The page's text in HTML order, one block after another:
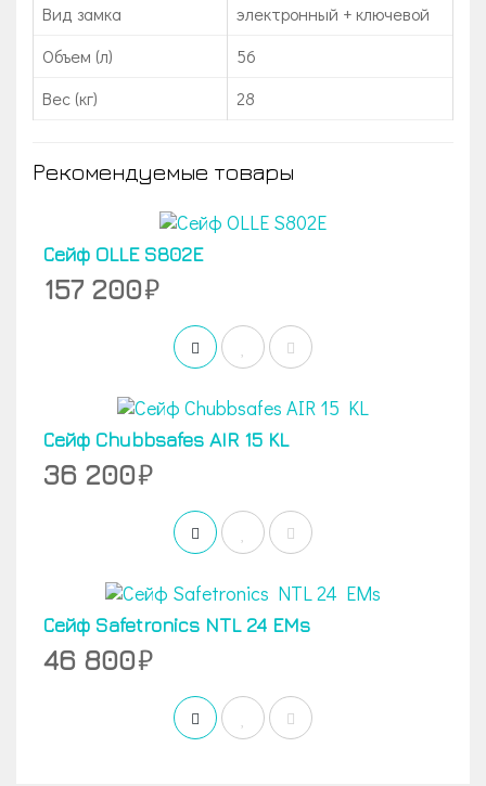
Вид замка
электронный + ключевой
Объем (л)
56
Вес (кг)
28
Рекомендуемые товары
Сейф OLLE S802E
157 200
Сейф Chubbsafes AIR 15 KL
36 200
Сейф Safetronics NTL 24 EMs
46 800